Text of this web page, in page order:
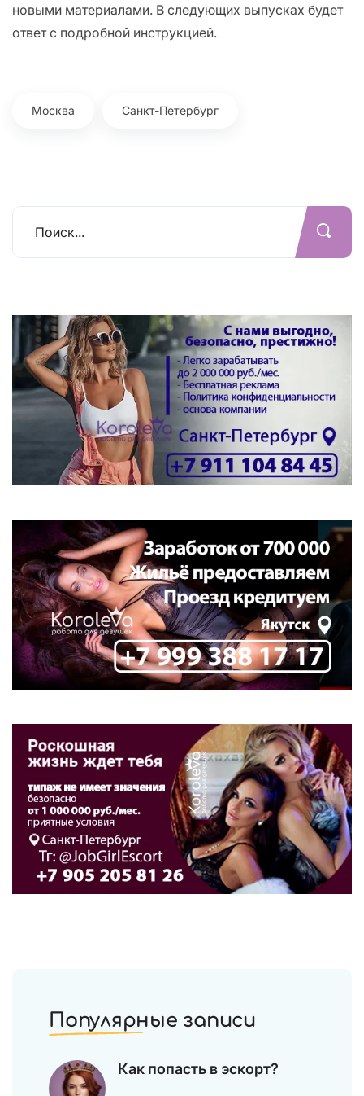
новыми материалами. В следующих выпусках будет
ответ с подробной инструкцией.
Москва Санкт-Петербург
Популярные записи
Как попасть в эскорт?